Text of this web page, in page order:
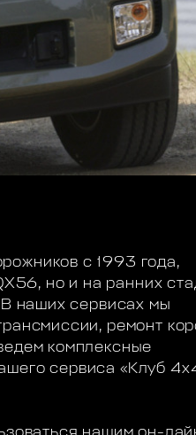
с 1993 года,
но и на ранних
В наших сервисах мы
ремонт
комплексные
сервиса «Клуб